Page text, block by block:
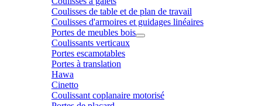
Coulisses de table et de plan de travail
Coulisses d'armoires et guidages linéaires
Portes de meubles bois
Coulissants verticaux
Portes escamotables
Portes à translation
Hawa
Cinetto
Coulissant coplanaire motorisé